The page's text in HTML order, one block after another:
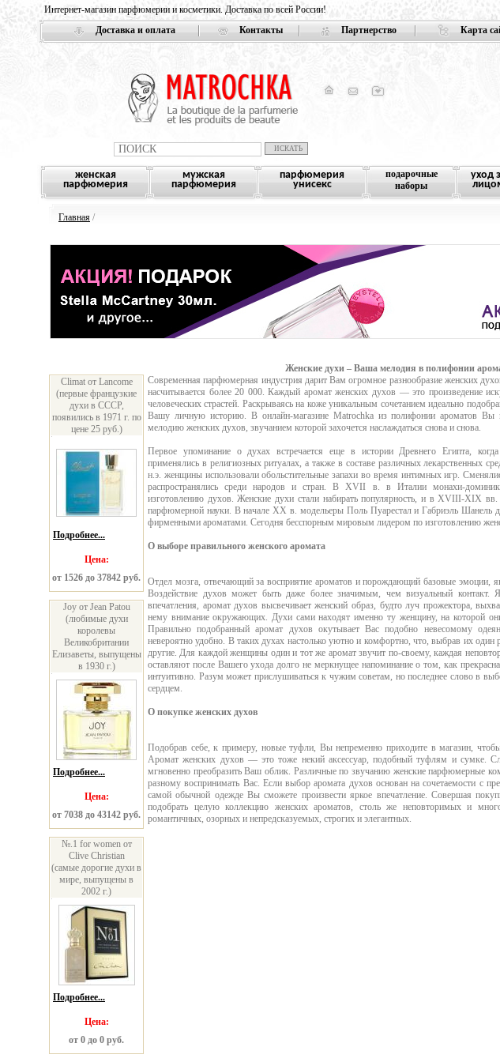
Интернет-магазин парфюмерии и косметики. Доставка по всей России!
Доставка и оплата
Контакты Партнерство Карта
женская
парфюмерия
мужская
парфюмерия
парфюмерия
унисекс
подарочные
наборы
уход
Главная /
Женские духи – Ваша мелодия в полифонии
Climat от Lancome
(первые французкие
духи в СССР,
появились в 1971 г. по
цене 25 руб.)
Подробнее...
Цена:
от 1526 до 37842 руб.
Joy от Jean Patou
(любимые духи
королевы
Великобритании
Елизаветы, выпущены
в 1930 г.)
Подробнее...
Цена:
от 7038 до 43142 руб.
№.1 for women от
Clive Christian
(самые дорогие духи в
мире, выпущены в
2002 г.)
Подробнее...
Цена:
от 0 до 0 руб.
Современная парфюмерная индустрия дарит Вам огромное разнообразие женских
насчитывается более 20 000. Каждый аромат женских духов — это произведение
человеческих страстей. Раскрываясь на коже уникальным сочетанием идеально
Вашу личную историю. В онлайн-магазине Matrochka из полифонии ароматов Вы
мелодию женских духов, звучанием которой захочется наслаждаться снова и снова.
Первое упоминание о духах встречается еще в истории Древнего Египта,
применялись в религиозных ритуалах, а также в составе различных лекарственных
н.э. женщины использовали обольстительные запахи во время интимных игр.
распространялись среди народов и стран. В XVII в. в Италии монахи-
изготовлению духов. Женские духи стали набирать популярность, и в XVIII-XIX
парфюмерной науки. В начале XX в. модельеры Поль Пуарестал и Габриэль Шанель
фирменными ароматами. Сегодня бесспорным мировым лидером по изготовлению
О выборе правильного женского аромата
Отдел мозга, отвечающий за восприятие ароматов и порождающий базовые эмоции,
Воздействие духов может быть даже более значимым, чем визуальный контакт.
впечатления, аромат духов высвечивает женский образ, будто луч прожектора,
нему внимание окружающих. Духи сами находят именно ту женщину, на которой
Правильно подобранный аромат духов окутывает Вас подобно невесомому
невероятно удобно. В таких духах настолько уютно и комфортно, что, выбрав их один
другие. Для каждой женщины один и тот же аромат звучит по-своему, каждая
оставляют после Вашего ухода долго не меркнущее напоминание о том, как
интуитивно. Разум может прислушиваться к чужим советам, но последнее слово в
сердцем.
О покупке женских духов
Подобрав себе, к примеру, новые туфли, Вы непременно приходите в магазин,
Аромат женских духов — это тоже некий аксессуар, подобный туфлям и сумке.
мгновенно преобразить Ваш облик. Различные по звучанию женские парфюмерные
разному воспринимать Вас. Если выбор аромата духов основан на сочетаемости с
самой обычной одежде Вы сможете произвести яркое впечатление. Совершая
подобрать целую коллекцию женских ароматов, столь же неповторимых и
романтичных, озорных и непредсказуемых, строгих и элегантных.